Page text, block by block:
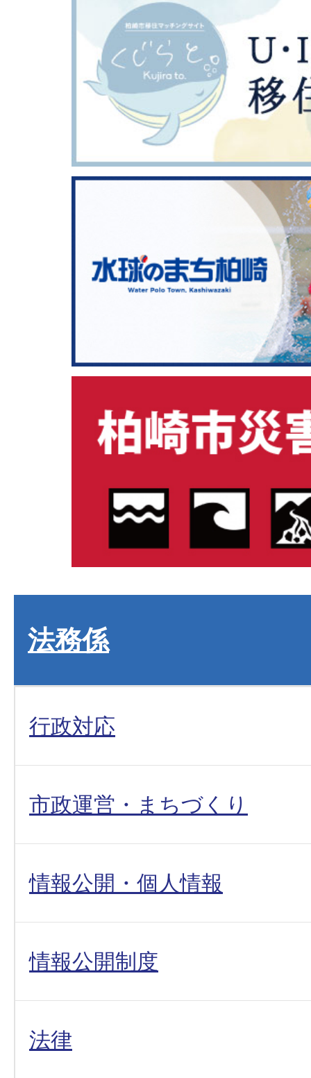
法務係
行政対応
市政運営・まちづくり
情報公開・個人情報
情報公開制度
法律